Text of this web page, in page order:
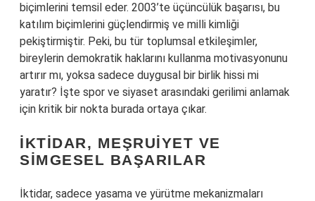
biçimlerini temsil eder. 2003’te üçüncülük başarısı, bu
katılım biçimlerini güçlendirmiş ve milli kimliği
pekiştirmiştir. Peki, bu tür toplumsal etkileşimler,
bireylerin demokratik haklarını kullanma motivasyonunu
artırır mı, yoksa sadece duygusal bir birlik hissi mi
yaratır? İşte spor ve siyaset arasındaki gerilimi anlamak
için kritik bir nokta burada ortaya çıkar.
İKTIDAR, MEŞRUIYET VE
SIMGESEL BAŞARILAR
İktidar, sadece yasama ve yürütme mekanizmaları